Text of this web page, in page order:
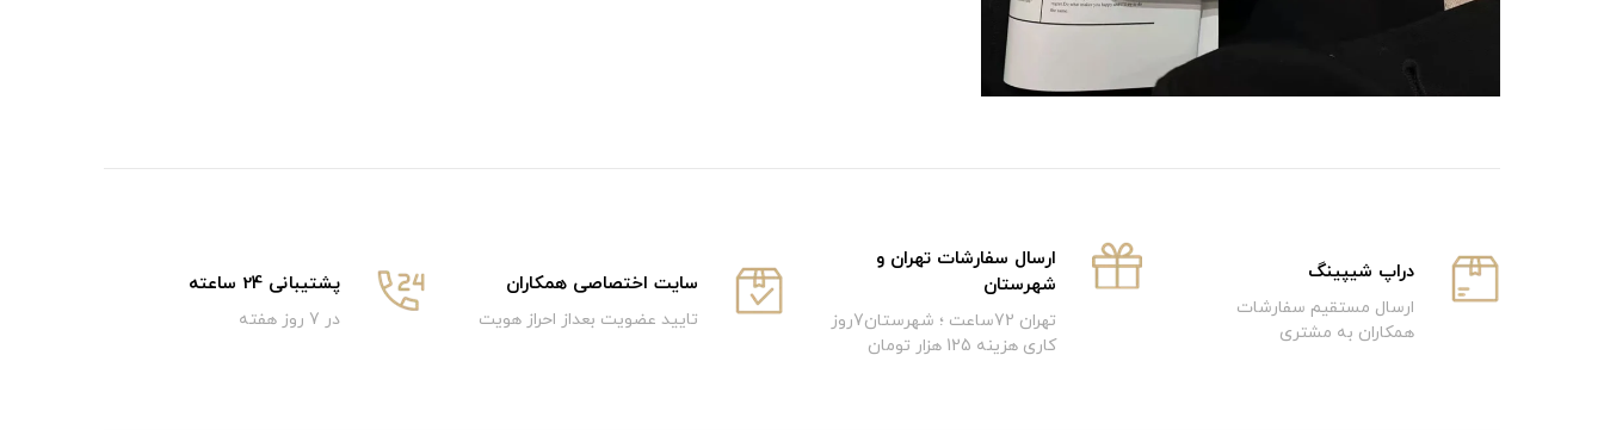
دراپ شیپینگ
ارسال مستقیم سفارشات
همکاران به مشتری
ارسال سفارشات تهران و
شهرستان
تهران 72ساعت ؛ شهرستان7روز
کاری هزینه 125 هزار تومان
سایت اختصاصی همکاران
تایید عضویت بعداز احراز هویت
پشتیبانی 24 ساعته
در 7 روز هفته